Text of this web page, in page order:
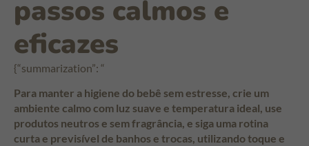
passos calmos e
eficazes
{“summarization”: “
Para manter a higiene do bebê sem estresse, crie um
ambiente calmo com luz suave e temperatura ideal, use
produtos neutros e sem fragrância, e siga uma rotina
curta e previsível de banhos e trocas, utilizando toque e